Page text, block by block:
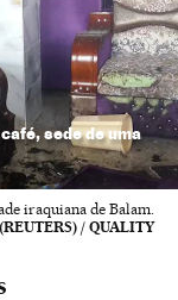
sede de uma
iraquiana de Balam.
/ QUALITY